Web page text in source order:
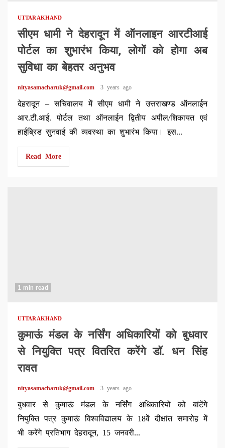
UTTARAKHAND
सीएम धामी ने देहरादून में ऑनलाइन आरटीआई
पोर्टल का शुभारंभ किया, लोगों को होगा अब
सुविधा का बेहतर अनुभव
nityasamacharuk@gmail.com 3 years ago
देहरादून – सचिवालय में सीएम धामी ने उत्तराखण्ड ऑनलाईन
आर.टी.आई. पोर्टल तथा ऑनलाईन द्वितीय अपील/शिकायत एवं
हाईब्रिड सुनवाई की व्यवस्था का शुभारंभ किया। इस...
Read More
1 min read
UTTARAKHAND
कुमाऊं मंडल के नर्सिंग अधिकारियों को बुधवार
से नियुक्ति पत्र वितरित करेंगे डॉ. धन सिंह
रावत
nityasamacharuk@gmail.com 3 years ago
बुधवार से कुमाऊं मंडल के नर्सिंग अधिकारियों को बांटेंगे
नियुक्ति पत्र कुमाऊं विश्वविद्यालय के 18वें दीक्षांत समारोह में
भी करेंगे प्रतिभाग देहरादून, 15 जनवरी...